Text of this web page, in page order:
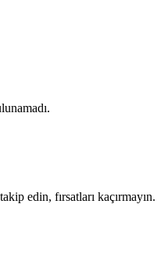
edin, fırsatları kaçırmayın.